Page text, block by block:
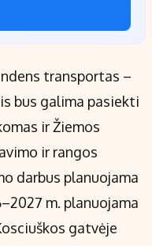
transportas –
bus galima pasiekti
ir Žiemos
ir rangos
darbus planuojama
m. planuojama
gatvėje